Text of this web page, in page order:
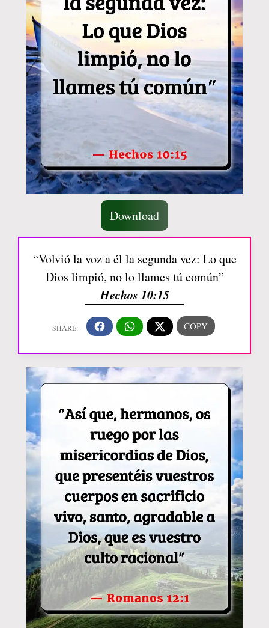
Download
“Volvió la voz a él la segunda vez: Lo que
Dios limpió, no lo llames tú común”
Hechos 10:15